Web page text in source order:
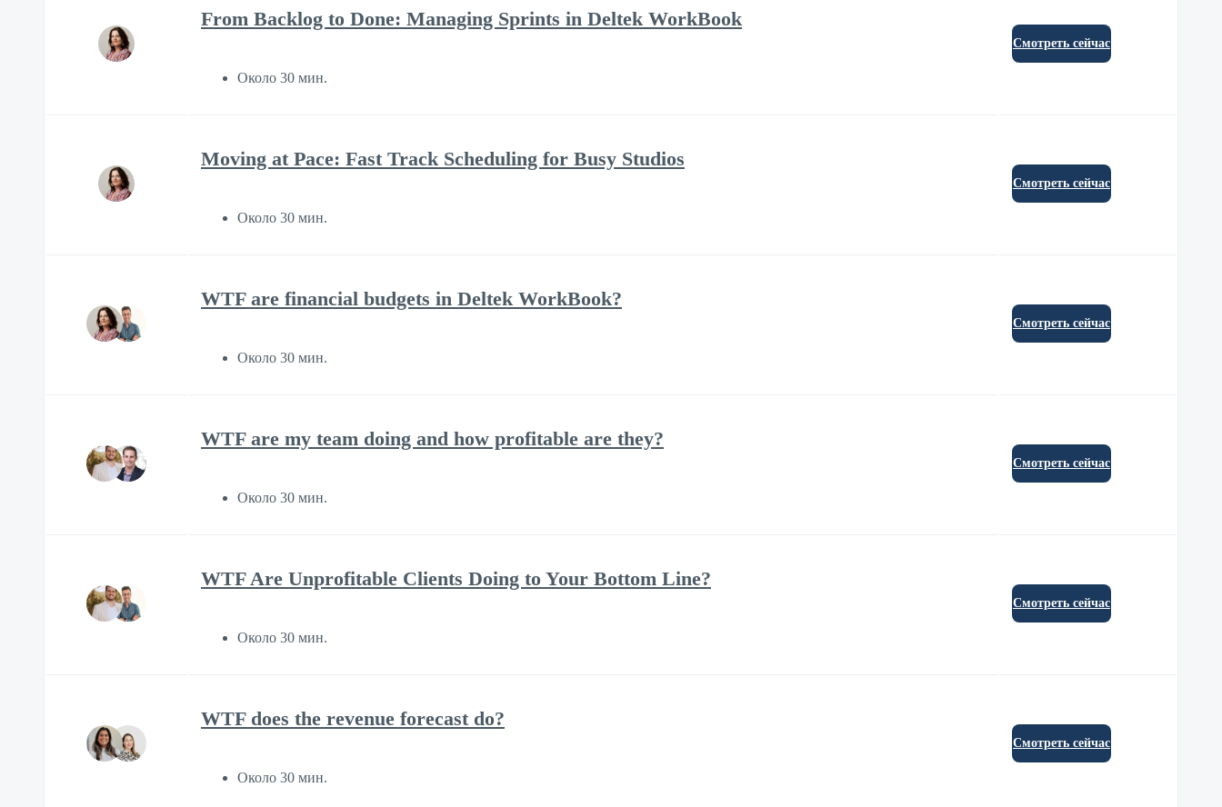
From Backlog to Done: Managing Sprints in Deltek WorkBook
Около 30 мин.
Смотреть сейчас
Moving at Pace: Fast Track Scheduling for Busy Studios
Около 30 мин.
Смотреть сейчас
WTF are financial budgets in Deltek WorkBook?
Около 30 мин.
Смотреть сейчас
WTF are my team doing and how profitable are they?
Около 30 мин.
Смотреть сейчас
WTF Are Unprofitable Clients Doing to Your Bottom Line?
Около 30 мин.
Смотреть сейчас
WTF does the revenue forecast do?
Около 30 мин.
Смотреть сейчас